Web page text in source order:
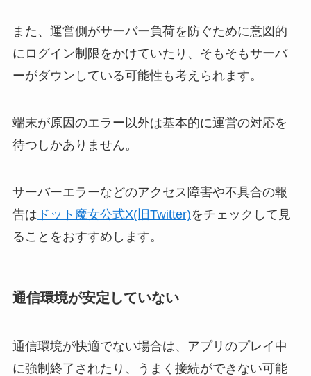
また、運営側がサーバー負荷を防ぐために意図的
にログイン制限をかけていたり、そもそもサーバ
ーがダウンしている可能性も考えられます。
端末が原因のエラー以外は基本的に運営の対応を
待つしかありません。
サーバーエラーなどのアクセス障害や不具合の報
告は ドット魔女公式X(旧Twitter)をチェックして見
ることをおすすめします。
通信環境が安定していない
通信環境が快適でない場合は、アプリのプレイ中
に強制終了されたり、うまく接続ができない可能